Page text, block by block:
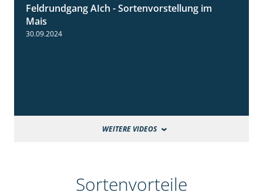
11:24
Feldrundgang AIch - Sortenvorstellung im
Mais
30.09.2024
WEITERE VIDEOS
Sortenvorteile